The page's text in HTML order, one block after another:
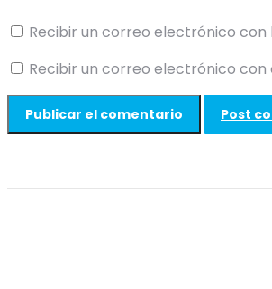
Recibir un correo electrónico
Recibir un correo electrónico
Post